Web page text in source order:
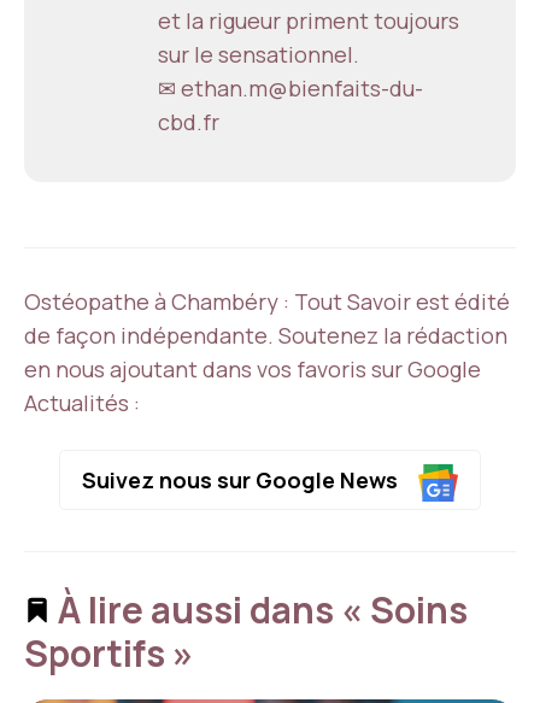
et la rigueur priment toujours
sur le sensationnel.
✉ ethan.m@bienfaits-du-
cbd.fr
Ostéopathe à Chambéry : Tout Savoir est édité
de façon indépendante. Soutenez la rédaction
en nous ajoutant dans vos favoris sur Google
Actualités :
Suivez nous sur Google News
À lire aussi dans « Soins
Sportifs »